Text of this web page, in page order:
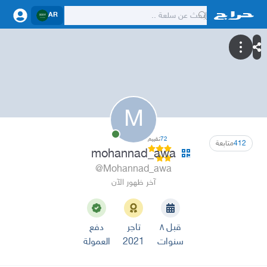
AR
M
412متابعة 72تقييم
mohannad_awa
@Mohannad_awa
آخر ظهور الآن
قبل ٨
سنوات
تاجر
2021
دفع
العمولة